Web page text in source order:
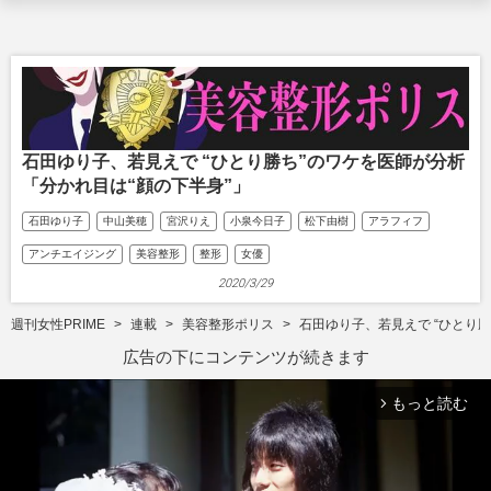
石田ゆり子、若見えで “ひとり勝ち”のワケを医師が分析
「分かれ目は“顔の下半身”」
石田ゆり子 中山美穂 宮沢りえ 小泉今日子 松下由樹 アラフィフ
アンチエイジング 美容整形 整形 女優
2020/3/29
週刊女性PRIME 連載 美容整形ポリス 石田ゆり子、若見えで “ひとり
広告の下にコンテンツが続きます
arrow_forward_ios もっと読む